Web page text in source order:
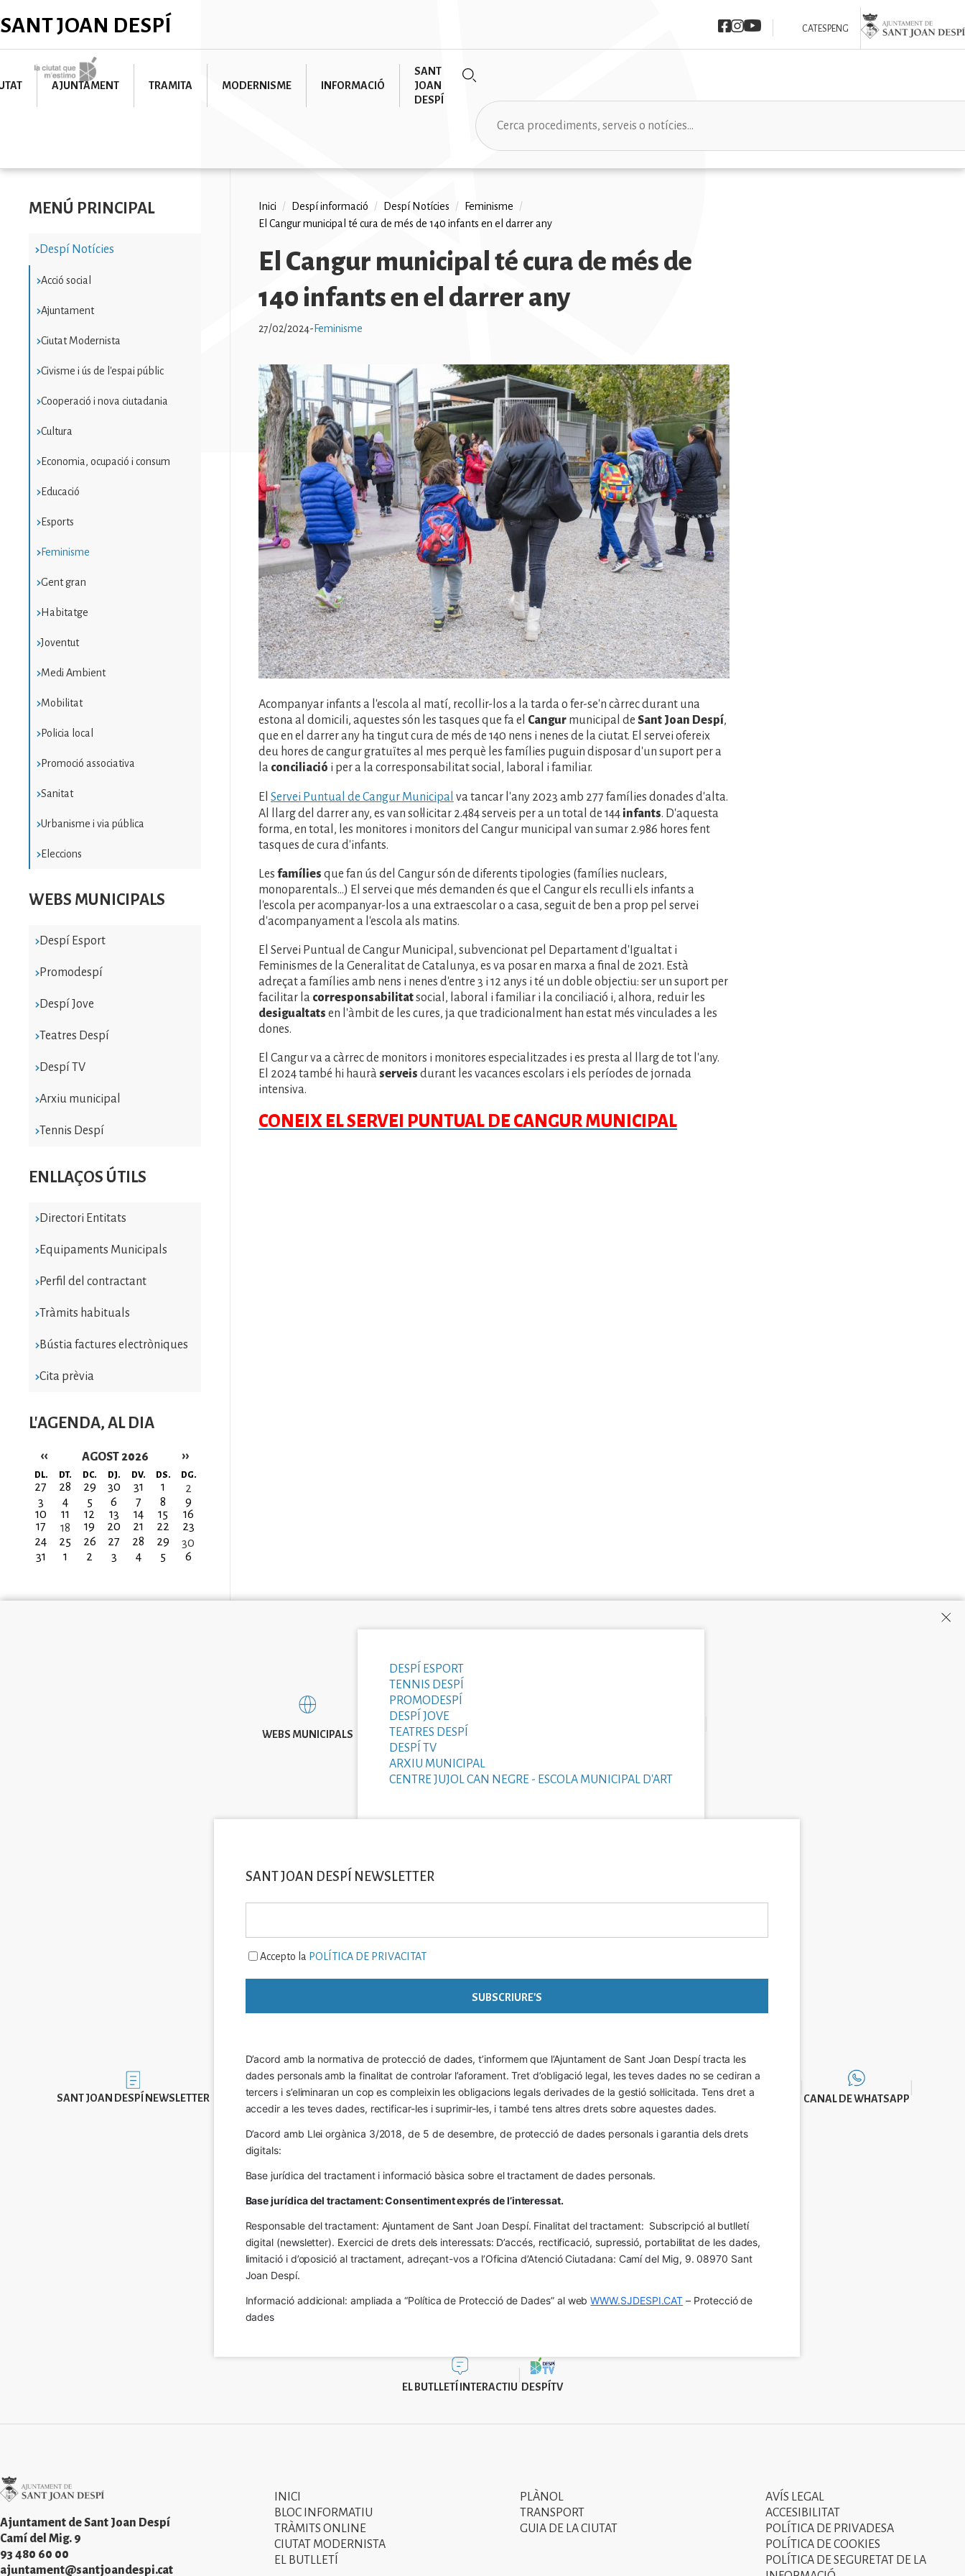
al
SANT JOAN DESPÍ Imatge
Imatge
Imatge CAT ESPENG
Imatge
Imatge
AJUNTAMENT TRAMITA MODERNISME INFORMACIÓ
SANT
JOAN
DESPÍ
Cerca
MENÚ PRINCIPAL
Despí Notícies
Acció social
Ajuntament
Ciutat Modernista
Civisme i ús de l'espai públic
Cooperació i nova ciutadania
Cultura
Economia, ocupació i consum
Educació
Esports
Feminisme
Gent gran
Habitatge
Joventut
Medi Ambient
Mobilitat
Policia local
Promoció associativa
Sanitat
Urbanisme i via pública
Eleccions
WEBS MUNICIPALS
Despí Esport
Promodespí
Despí Jove
Teatres Despí
Despí TV
Arxiu municipal
Tennis Despí
ENLLAÇOS ÚTILS
Directori Entitats
Equipaments Municipals
Perfil del contractant
Tràmits habituals
Bústia factures electròniques
Cita prèvia
L'AGENDA, AL DIA
AGOST 2026
Paginació
‹‹ ››
DL. DT. DC. DJ. DV. DS. DG.
27 28 29 30 31 1
2
3
4 5 6 7 8
9
10
11 12 13 14 15
16
17
18 19 20 21 22
23
24
25 26 27 28 29
30
31
1 2 3 4 5 6
Fil
d'ariadna
Inici / Despí informació / Despí Notícies / Feminisme
/
El Cangur municipal té cura de més de 140 infants en el darrer any
El Cangur municipal té cura de més de
140 infants en el darrer any
27/02/2024- Feminisme
Imatge
Acompanyar infants a l'escola al matí, recollir-los a la tarda o fer-se'n càrrec durant una
estona al domicili, aquestes són les tasques que fa el Cangur municipal de Sant Joan Despí,
que en el darrer any ha tingut cura de més de 140 nens i nenes de la ciutat. El servei ofereix
deu hores de cangur gratuïtes al mes perquè les famílies puguin disposar d'un suport per a
la conciliació i per a la corresponsabilitat social, laboral i familiar.
El Servei Puntual de Cangur Municipal va tancar l'any 2023 amb 277 famílies donades d'alta.
Al llarg del darrer any, es van sol·licitar 2.484 serveis per a un total de 144 infants. D'aquesta
forma, en total, les monitores i monitors del Cangur municipal van sumar 2.986 hores fent
tasques de cura d'infants.
Les famílies que fan ús del Cangur són de diferents tipologies (famílies nuclears,
monoparentals...) El servei que més demanden és que el Cangur els reculli els infants a
l'escola per acompanyar-los a una extraescolar o a casa, seguit de ben a prop pel servei
d'acompanyament a l'escola als matins.
El Servei Puntual de Cangur Municipal, subvencionat pel Departament d'Igualtat i
Feminismes de la Generalitat de Catalunya, es va posar en marxa a final de 2021. Està
adreçat a famílies amb nens i nenes d'entre 3 i 12 anys i té un doble objectiu: ser un suport per
facilitar la corresponsabilitatsocial, laboral i familiar i la conciliació i, alhora, reduir les
desigualtats en l'àmbit de les cures, ja que tradicionalment han estat més vinculades a les
dones.
El Cangur va a càrrec de monitors i monitores especialitzades i es presta al llarg de tot l'any.
El 2024 també hi haurà serveis durant les vacances escolars i els períodes de jornada
intensiva.
CONEIX EL SERVEI PUNTUAL DE CANGUR MUNICIPAL
WEBS MUNICIPALS
DESPÍ ESPORT
TENNIS DESPÍ
PROMODESPÍ
DESPÍ JOVE
TEATRES DESPÍ
DESPÍ TV
ARXIU MUNICIPAL
CENTRE JUJOL CAN NEGRE - ESCOLA MUNICIPAL D'ART
Imatge
SANT JOAN DESPÍ NEWSLETTER
SANT JOAN DESPÍ NEWSLETTER
Accepto la POLÍTICA DE PRIVACITAT
D’acord amb la normativa de protecció de dades, t’informem que l’Ajuntament de Sant Joan Despí tracta les
dades personals amb la finalitat de controlar l’aforament. Tret d’obligació legal, les teves dades no se cediran a
tercers i s’eliminaran un cop es compleixin les obligacions legals derivades de la gestió sol·licitada. Tens dret a
accedir a les teves dades, rectificar-les i suprimir-les, i també tens altres drets sobre aquestes dades.
D’acord amb Llei orgànica 3/2018, de 5 de desembre, de protecció de dades personals i garantia dels drets
digitals:
Base jurídica del tractament i informació bàsica sobre el tractament de dades personals.
Base jurídica del tractament: Consentiment exprés de l’interessat.
Responsable del tractament: Ajuntament de Sant Joan Despí. Finalitat del tractament:  Subscripció al butlletí
digital (newsletter). Exercici de drets dels interessats: D’accés, rectificació, supressió, portabilitat de les dades,
limitació i d’oposició al tractament, adreçant-vos a l’Oficina d’Atenció Ciutadana: Camí del Mig, 9. 08970 Sant
Joan Despí.
Informació addicional: ampliada a “Política de Protecció de Dades” al web WWW.SJDESPI.CAT – Protecció de
dades
CANAL DE WHATSAPP
EL BUTLLETÍ INTERACTIU DESPÍTV
Imatge
Ajuntament de Sant Joan Despí
Camí del Mig. 9
93 480 60 00
ajuntament@santjoandespi.cat
Primer
menú
INICI
BLOC INFORMATIU
TRÀMITS ONLINE
CIUTAT MODERNISTA
EL BUTLLETÍ
Segon
menú
PLÀNOL
TRANSPORT
GUIA DE LA CIUTAT
Tercer
menú
peu
AVÍS LEGAL
ACCESIBILITAT
POLÍTICA DE PRIVADESA
POLÍTICA DE COOKIES
POLÍTICA DE SEGURETAT DE LA